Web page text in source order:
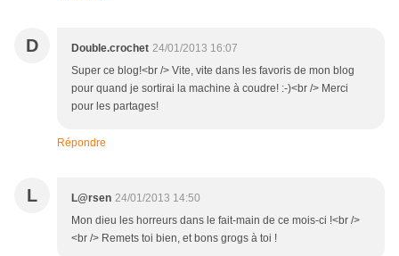
D Double.crochet 24/01/2013 16:07
Super ce blog!<br /> Vite, vite dans les favoris de mon blog
pour quand je sortirai la machine à coudre! :-)<br /> Merci
pour les partages!
Répondre
L L@rsen 24/01/2013 14:50
Mon dieu les horreurs dans le fait-main de ce mois-ci !<br />
<br /> Remets toi bien, et bons grogs à toi !